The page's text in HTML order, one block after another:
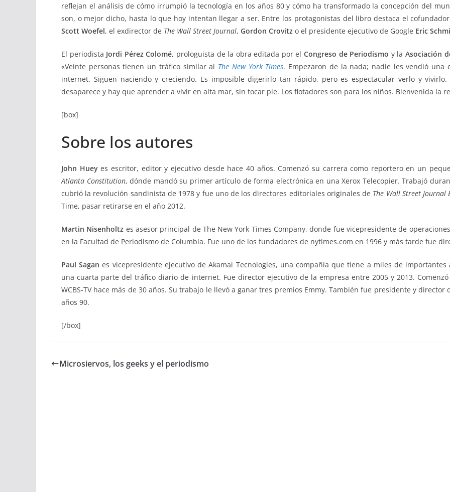
reflejan el análisis de cómo irrumpió la tecnología en los años 80 y cómo ha transformado la concepción del
son, o mejor dicho, hasta lo que hoy intentan llegar a ser. Entre los protagonistas del libro destaca el
Scott Woefel, el exdirector de The Wall Street Journal, Gordon Crovitz o el presidente ejecutivo de Google Eric
El periodista Jordi Pérez Colomé, prologuista de la obra editada por elCongreso de Periodismo y la Asociación
«Veinte personas tienen un tráfico similar al The New York Times. Empezaron de la nada; nadie les vendió una
internet. Siguen naciendo y creciendo. Es imposible digerirlo tan rápido, pero es espectacular verlo y
desaparece y hay que aprender a vivir en alta mar, sin tocar pie. Los flotadores son para los niños. Bienvenida la
[box]
Sobre los autores
John Hueyes escritor, editor y ejecutivo desde hace 40 años. Comenzó su carrera como reportero en un
Atlanta Constitution, dónde mandó su primer artículo de forma electrónica en una Xerox Telecopier. Trabajó
cubrió la revolución sandinista de 1978 y fue uno de los directores editoriales originales de The Wall Street Journal
Time, pasar retirarse en el año 2012.
Martin Nisenholtz es asesor principal de The New York Times Company, donde fue vicepresidente de
en la Facultad de Periodismo de Columbia. Fue uno de los fundadores de nytimes.com en 1996 y más tarde fue
Paul Sagan es vicepresidente ejecutivo de Akamai Tecnologies, una compañía que tiene a miles de
una cuarta parte del tráfico diario de internet. Fue director ejecutivo de la empresa entre 2005 y 2013.
WCBS-TV hace más de 30 años. Su trabajo le llevó a ganar tres premios Emmy. También fue presidente y
años 90.
[/box]
Microsiervos, los geeks y el periodismo